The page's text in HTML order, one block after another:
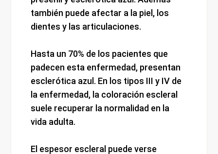
también puede afectar a la piel, los
dientes y las articulaciones.
Hasta un 70% de los pacientes que
padecen esta enfermedad, presentan
esclerótica azul. En los tipos III y IV de
la enfermedad, la coloración escleral
suele recuperar la normalidad en la
vida adulta.
El espesor escleral puede verse